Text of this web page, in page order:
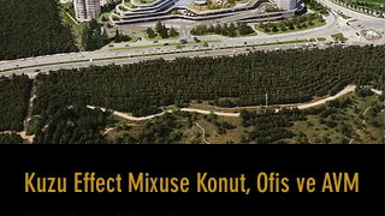
Kuzu Effect Mixuse Konut, Ofis ve AVM